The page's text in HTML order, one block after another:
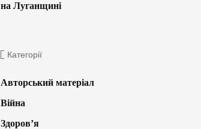
на Луганщині
Категорії
Авторський матеріал
Війна
Здоров’я